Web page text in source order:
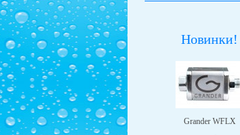
Новинки!
Grander WFLX